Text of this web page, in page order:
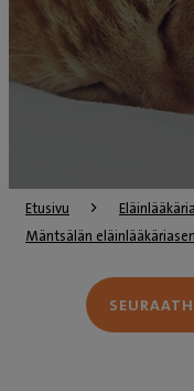
Etusivu
Mäntsälän